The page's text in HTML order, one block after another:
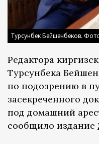
Турсунбек Бейшенбеков.
Редактора
Турсунбека
по подозрению в
засекреченного
под домашний
сообщило издание